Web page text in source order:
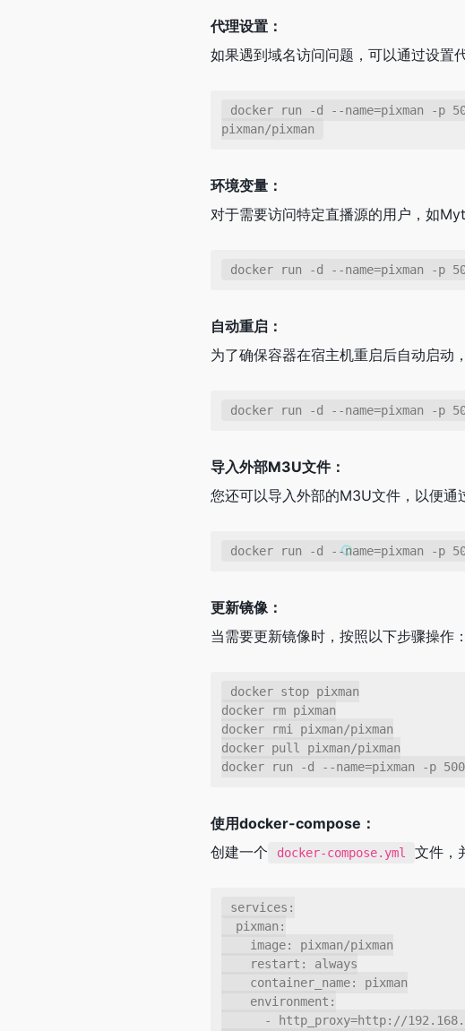
代理设置：
如果遇到域名访问问题，可以通过设置
docker run -d --name=pixman -p
pixman/pixman
环境变量：
对于需要访问特定直播源的用户，如
docker run -d --name=pixman -p
自动重启：
为了确保容器在宿主机重启后自动启动
docker run -d --name=pixman -p
导入外部M3U文件：
您还可以导入外部的M3U文件，以便通
docker run -d --name=pixman -p
更新镜像：
当需要更新镜像时，按照以下步骤操作：
docker stop pixman
docker rm pixman
docker rmi pixman/pixman
docker pull pixman/pixman
docker run -d --name=pixman -p
使用docker-compose：
创建一个
docker-compose.yml 文件，
services: